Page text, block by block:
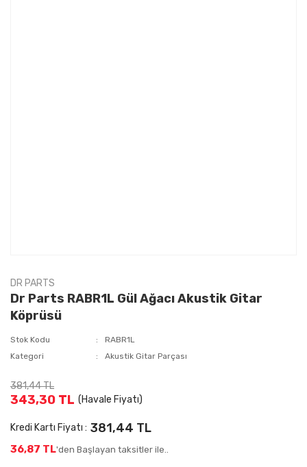
DR PARTS
Dr Parts RABR1L Gül Ağacı Akustik Gitar
Köprüsü
Stok Kodu
RABR1L
Kategori
Akustik Gitar Parçası
381,44 TL
343,30 TL (Havale Fiyatı)
Kredi Kartı Fiyatı : 381,44 TL
36,87 TL'den Başlayan taksitler ile..